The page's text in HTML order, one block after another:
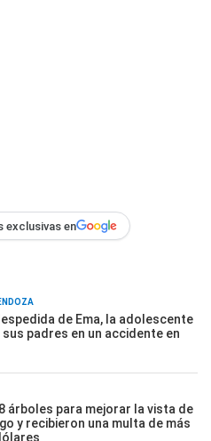
exclusivas en
de Ema, la adolescente
padres en un accidente en
árboles para mejorar la vista de
y recibieron una multa de más